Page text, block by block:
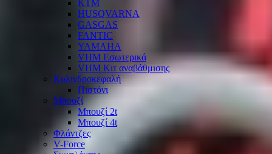
KTM
HUSQVARNA
GASGAS
FANTIC
YAMAHA
VHM Εσωτερικά
VHM Κιτ αναβάθμισης
Κυλινδροκεφαλή
Πιστόνι
Μπουζί
Μπουζί 2t
Μπουζί 4t
Φλάντζες
V-Force